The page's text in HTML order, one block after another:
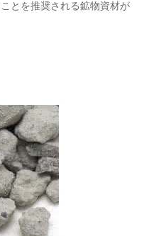
とを推奨される鉱物資材が